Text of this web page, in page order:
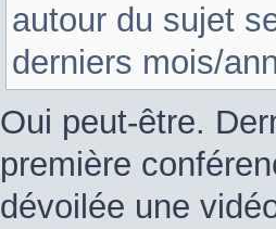
autour du sujet
derniers mois/
Oui peut-être.
première
dévoilée une